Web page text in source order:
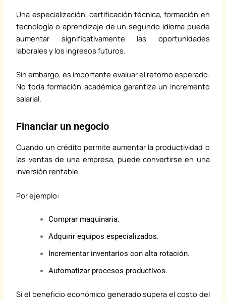
Una especialización, certificación técnica, formación en
tecnología o aprendizaje de un segundo idioma puede
aumentar significativamente las oportunidades
laborales y los ingresos futuros.
Sin embargo, es importante evaluar el retorno esperado.
No toda formación académica garantiza un incremento
salarial.
Financiar un negocio
Cuando un crédito permite aumentar la productividad o
las ventas de una empresa, puede convertirse en una
inversión rentable.
Por ejemplo:
Comprar maquinaria.
Adquirir equipos especializados.
Incrementar inventarios con alta rotación.
Automatizar procesos productivos.
Si el beneficio económico generado supera el costo del